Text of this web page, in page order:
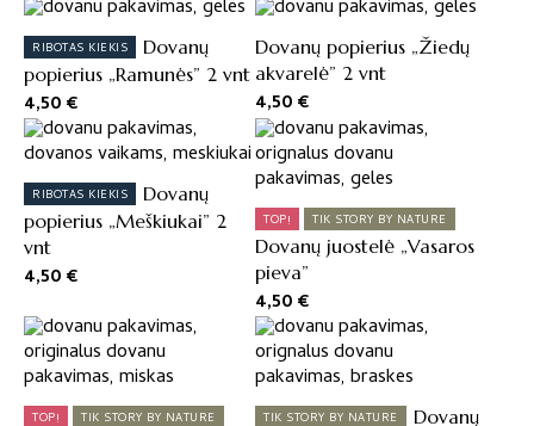
RIBOTAS KIEKIS
Dovanų
popierius „Ramunės” 2 vnt
4,50€
Dovanų popierius „Žiedų
akvarelė” 2 vnt
4,50€
RIBOTAS KIEKIS
Dovanų
popierius „Meškiukai” 2
vnt
4,50€
TOP! TIK STORY BY NATURE
Dovanų juostelė „Vasaros
pieva”
4,50€
TOP! TIK STORY BY NATURE TIK STORY BY NATURE
Dovanų